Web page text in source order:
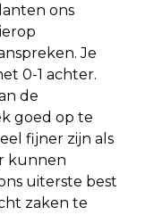
ons
Je
0-1 achter.
de
goed op te
fijner zijn als
kunnen
uiterste best
zaken te